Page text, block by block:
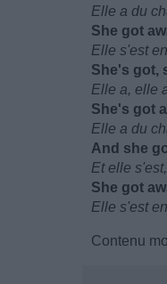
Elle a du
She got
Elle s'est
She's got,
Elle a, elle
She's got
Elle a du
And she
Et elle
She got
Elle s'est
Contenu